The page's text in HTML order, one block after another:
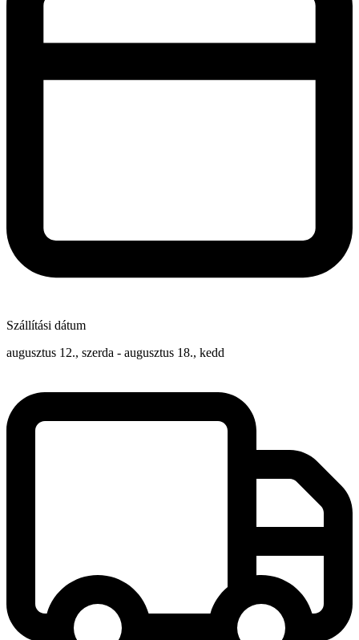
Szállítási dátum
augusztus 12., szerda - augusztus 18., kedd